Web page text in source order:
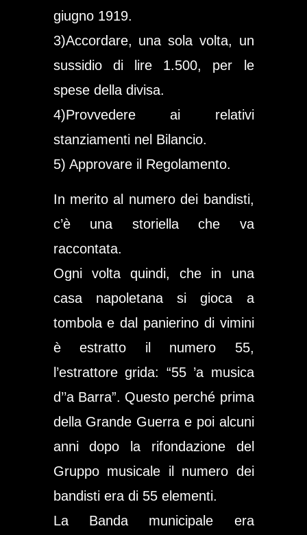
giugno 1919.
3)Accordare, una sola volta, un
sussidio di lire 1.500, per le
spese della divisa.
4)Provvedere ai relativi
stanziamenti nel Bilancio.
5) Approvare il Regolamento.
In merito al numero dei bandisti,
c’è una storiella che va
raccontata.
Ogni volta quindi, che in una
casa napoletana si gioca a
tombola e dal panierino di vimini
è estratto il numero 55,
l’estrattore grida: “55 ’a musica
d’’a Barra”. Questo perché prima
della Grande Guerra e poi alcuni
anni dopo la rifondazione del
Gruppo musicale il numero dei
bandisti era di 55 elementi.
La Banda municipale era